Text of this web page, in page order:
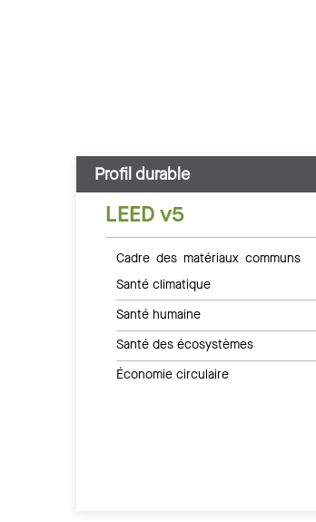
Profil durable
LEED v5
Cadre des matériaux communs
Santé climatique
Santé humaine
Santé des écosystèmes
Économie circulaire